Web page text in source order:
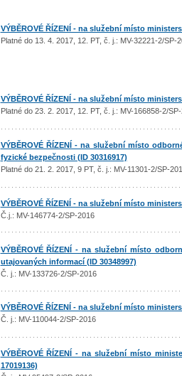
VÝBĚROVÉ ŘÍZENÍ - na služební místo
Platné do 13. 4. 2017, 12. PT, č. j.: MV-32221-2/SP-
VÝBĚROVÉ ŘÍZENÍ - na služební místo
Platné do 23. 2. 2017, 12. PT, č. j.: MV-166858-2/
VÝBĚROVÉ ŘÍZENÍ - na služební místo
fyzické bezpečnosti (ID 30316917)
Platné do 21. 2. 2017, 9 PT, č. j.: MV-11301-2/SP-
VÝBĚROVÉ ŘÍZENÍ - na služební místo
Č.j.: MV-146774-2/SP-2016
VÝBĚROVÉ ŘÍZENÍ - na služební místo
utajovaných informací (ID 30348997)
Č. j.: MV-133726-2/SP-2016
VÝBĚROVÉ ŘÍZENÍ - na služební místo
Č. j.: MV-110044-2/SP-2016
VÝBĚROVÉ ŘÍZENÍ - na služební místo
17019136)